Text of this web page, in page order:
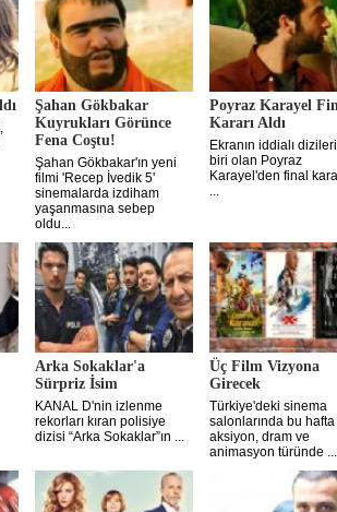
Şahan Gökbakar
Kuyrukları Görünce
Fena Coştu!
Şahan Gökbakar'ın yeni
filmi 'Recep İvedik 5'
sinemalarda izdiham
yaşanmasına sebep
oldu...
Poyraz Karayel
Kararı Aldı
Ekranın iddialı
biri olan Poyraz
Karayel'den final
...
Arka Sokaklar'a
Sürpriz İsim
KANAL D'nin izlenme
rekorları kıran polisiye
dizisi “Arka Sokaklar”ın ...
Üç Film Vizyona
Girecek
Türkiye'deki sinema
salonlarında bu hafta
aksiyon, dram ve
animasyon türünde ...